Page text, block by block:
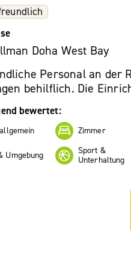
Doha West Bay
Personal an der
behilflich. Die
bewertet:
Zimmer
Umgebung
Sport &
Unterhaltung